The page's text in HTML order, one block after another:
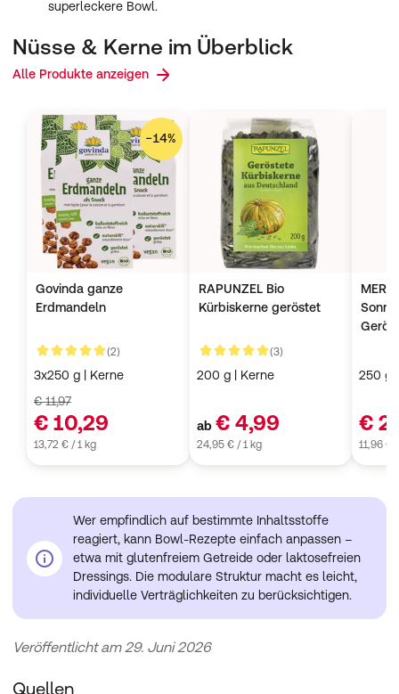
superleckere Bowl.
Nüsse & Kerne im Überblick
Alle Produkte anzeigen
−14%
Govinda ganze
Erdmandeln
5 von 5 (2) Kundenbewertungen
3x250 g | Kerne
€ 11,97
€ 10,29
13,72 € / 1 kg
RAPUNZEL Bio
Kürbiskerne geröstet
5 von 5 (3)Kundenbewertungen
200 g | Kerne
ab € 4,99
24,95 € / 1 kg
250 g
€
11,96 €
Wer empfindlich auf bestimmte Inhaltsstoffe
reagiert, kann Bowl-Rezepte einfach anpassen –
etwa mit glutenfreiem Getreide oder laktosefreien
Dressings. Die modulare Struktur macht es leicht,
individuelle Verträglichkeiten zu berücksichtigen.
Veröffentlicht am 29. Juni 2026
Quellen